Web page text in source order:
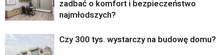
zadbać o komfort i bezpieczeństwo
najmłodszych?
Czy 300 tys. wystarczy na budowę domu?